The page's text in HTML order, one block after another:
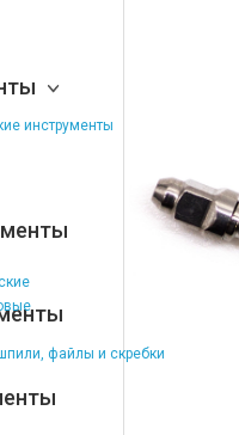
инструменты
файлы и скребки